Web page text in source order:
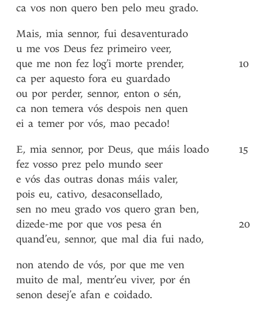
ca vos non quero ben pelo meu grado.
Mais, mia sennor, fui desaventurado
u me vos Deus fez primeiro veer,
que me non fez log’i morte prender,
ca per aquesto fora eu guardado
ou por perder, sennor, enton o sén,
ca non temera vós despois nen quen
ei a temer por vós, mao pecado!
E, mia sennor, por Deus, que máis loado
fez vosso prez pelo mundo seer
e vós das outras donas máis valer,
pois eu, cativo, desaconsellado,
sen no meu grado vos quero gran ben,
dizede-me por que vos pesa én
quand’eu, sennor, que mal dia fui nado,
non atendo de vós, por que me ven
muito de mal, mentr’eu viver, por én
senon desej’e afan e coidado.
10
15
20